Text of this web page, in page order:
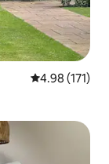
レビュー171
4.98 (171)